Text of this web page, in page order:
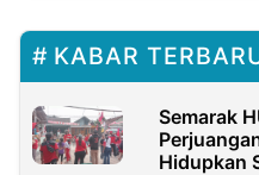
KABAR
Semarak
Hidupkan